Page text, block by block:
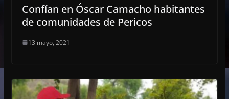
Confían en Óscar Camacho habitantes
de comunidades de Pericos
13 mayo, 2021